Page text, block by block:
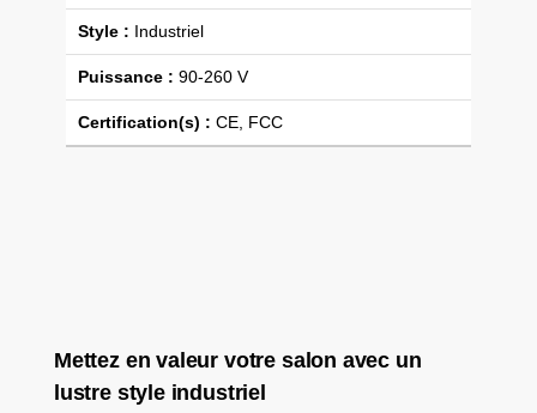
Style : Industriel
Puissance : 90-260 V
Certification(s) : CE, FCC
Mettez en valeur votre salon avec un
lustre style industriel